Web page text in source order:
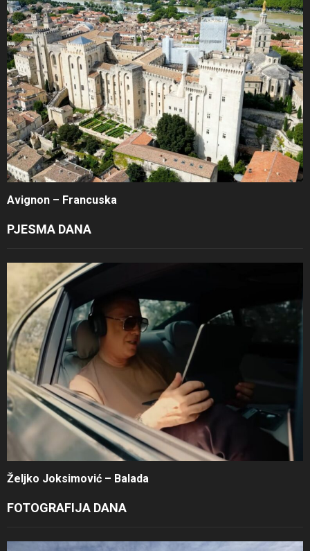
Avignon – Francuska
PJESMA DANA
Željko Joksimović – Balada
FOTOGRAFIJA DANA